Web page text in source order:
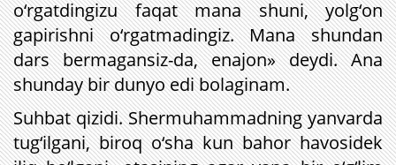
o‘rgatdingizu faqat mana shuni, yolg‘on
gapirishni o‘rgatmadingiz. Mana shundan
dars bermagansiz-da, enajon» deydi. Ana
shunday bir dunyo edi bolaginam.
Suhbat qizidi. Shermuhammadning yanvarda
tug‘ilgani, biroq o‘sha kun bahor havosidek